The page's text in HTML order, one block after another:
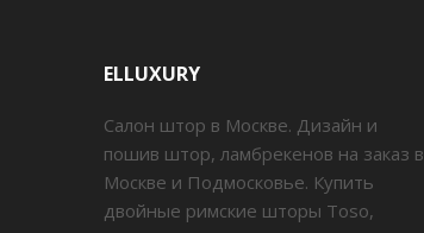
ELLUXURY
Салон штор в Москве. Дизайн и
пошив штор, ламбрекенов на заказ в
Москве и Подмосковье. Купить
двойные римские шторы Toso,